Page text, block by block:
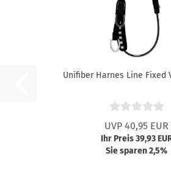
Unifiber Harnes Line Fixed
UVP 40,95 EUR
Ihr Preis 39,93
Sie sparen 2,5%